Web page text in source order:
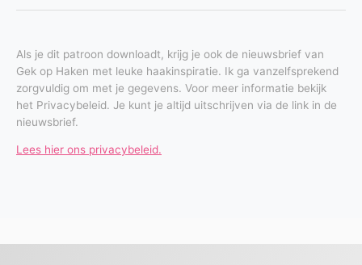
Als je dit patroon downloadt, krijg je ook de nieuwsbrief van
Gek op Haken met leuke haakinspiratie. Ik ga vanzelfsprekend
zorgvuldig om met je gegevens. Voor meer informatie bekijk
het Privacybeleid. Je kunt je altijd uitschrijven via de link in de
nieuwsbrief.
Lees hier ons privacybeleid.